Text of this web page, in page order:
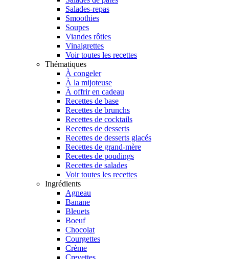
Salades-repas
Smoothies
Soupes
Viandes rôties
Vinaigrettes
Voir toutes les recettes
Thématiques
À congeler
À la mijoteuse
À offrir en cadeau
Recettes de base
Recettes de brunchs
Recettes de cocktails
Recettes de desserts
Recettes de desserts glacés
Recettes de grand-mère
Recettes de poudings
Recettes de salades
Voir toutes les recettes
Ingrédients
Agneau
Banane
Bleuets
Boeuf
Chocolat
Courgettes
Crème
Crevettes